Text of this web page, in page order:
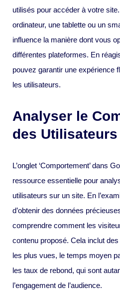
utilisés pour accéder à votre
ordinateur, une tablette ou un
influence la manière dont vous
différentes plateformes. En
pouvez garantir une expérience
les utilisateurs.
Analyser le
des Utilisateurs
L’onglet ‘Comportement’ dans
ressource essentielle pour
utilisateurs sur un site. En
d’obtenir des données
comprendre comment les
contenu proposé. Cela inclut
les plus vues, le temps moyen
les taux de rebond, qui sont
l’engagement de l’audience.